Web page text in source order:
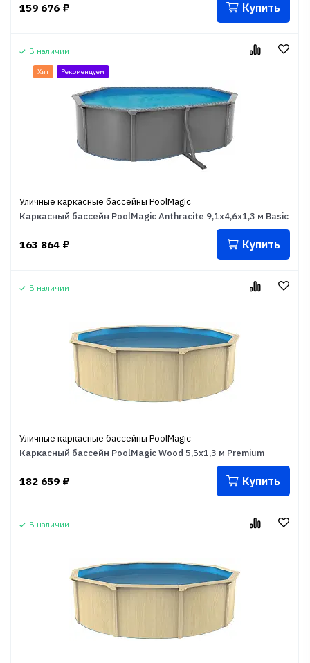
159 676 ₽ Купить
В наличии
Хит Рекомендуем
Уличные каркасные бассейны PoolMagic
Каркасный бассейн PoolMagic Anthracite 9,1x4,6x1,3 м Basic
163 864 ₽ Купить
В наличии
Уличные каркасные бассейны PoolMagic
Каркасный бассейн PoolMagic Wood 5,5х1,3 м Premium
182 659 ₽ Купить
В наличии